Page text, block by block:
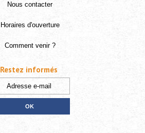
Nous contacter
Horaires d'ouverture
Comment venir ?
Restez informés